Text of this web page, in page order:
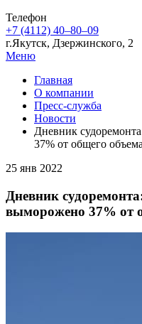
Телефон
+7 (4112) 40‒80‒09
г.Якутск, Дзержинского, 2
Меню
Главная
О компании
Пресс-служба
Новости
Дневник
37% от общего
25 янв 2022
Дневник
выморожено 37% от